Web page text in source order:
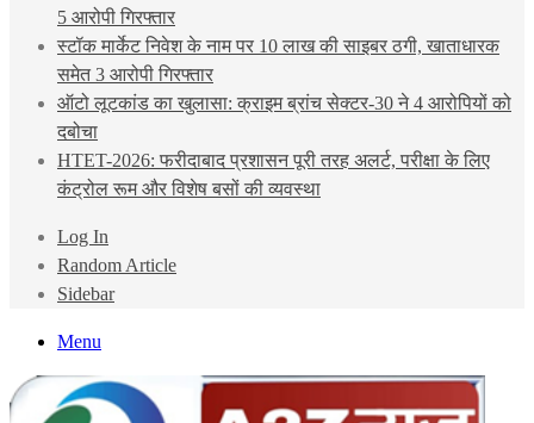
5 आरोपी गिरफ्तार
स्टॉक मार्केट निवेश के नाम पर 10 लाख की साइबर ठगी, खाताधारक
समेत 3 आरोपी गिरफ्तार
ऑटो लूटकांड का खुलासा: क्राइम ब्रांच सेक्टर-30 ने 4 आरोपियों को
दबोचा
HTET-2026: फरीदाबाद प्रशासन पूरी तरह अलर्ट, परीक्षा के लिए
कंट्रोल रूम और विशेष बसों की व्यवस्था
Log In
Random Article
Sidebar
Menu